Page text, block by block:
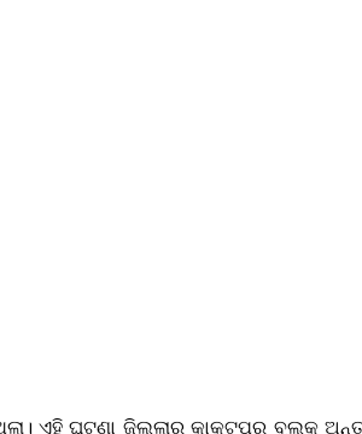
ଏହି ଘଟଣା ଜିଲ୍ଲାର କାକଟପୁର ବ୍ଲକ